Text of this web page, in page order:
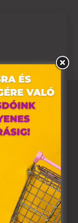
„süti")
Ön
2003. évi C.
az
szolgáltatások
valamint
használjuk.
országain
és ezeknek a
történő
kell kérniük.